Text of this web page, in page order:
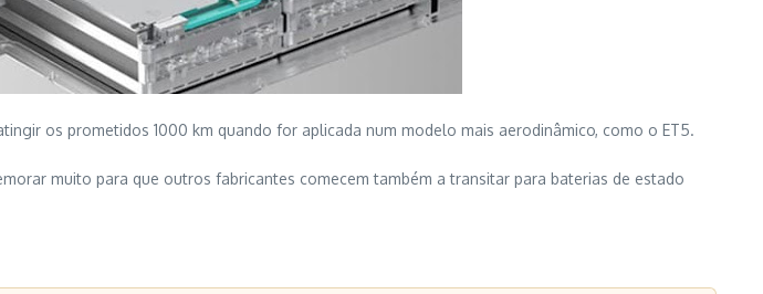
os prometidos 1000 km quando for aplicada num modelo mais aerodinâmico, como o ET5.
muito para que outros fabricantes comecem também a transitar para baterias de estado